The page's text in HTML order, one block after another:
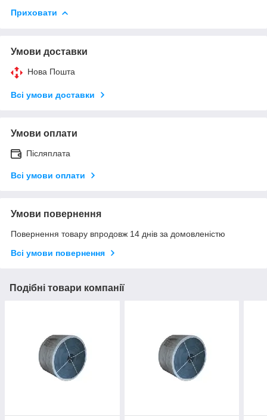
Приховати
Умови доставки
Нова Пошта
Всі умови доставки
Умови оплати
Післяплата
Всі умови оплати
Умови повернення
Повернення товару впродовж 14 днів за домовленістю
Всі умови повернення
Подібні товари компанії